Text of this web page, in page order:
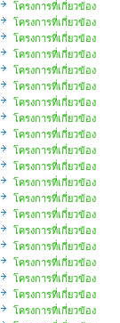
โครงการที่เกี่ยวข้อง
โครงการที่เกี่ยวข้อง
โครงการที่เกี่ยวข้อง
โครงการที่เกี่ยวข้อง
โครงการที่เกี่ยวข้อง
โครงการที่เกี่ยวข้อง
โครงการที่เกี่ยวข้อง
โครงการที่เกี่ยวข้อง
โครงการที่เกี่ยวข้อง
โครงการที่เกี่ยวข้อง
โครงการที่เกี่ยวข้อง
โครงการที่เกี่ยวข้อง
โครงการที่เกี่ยวข้อง
โครงการที่เกี่ยวข้อง
โครงการที่เกี่ยวข้อง
โครงการที่เกี่ยวข้อง
โครงการที่เกี่ยวข้อง
โครงการที่เกี่ยวข้อง
โครงการที่เกี่ยวข้อง
โครงการที่เกี่ยวข้อง